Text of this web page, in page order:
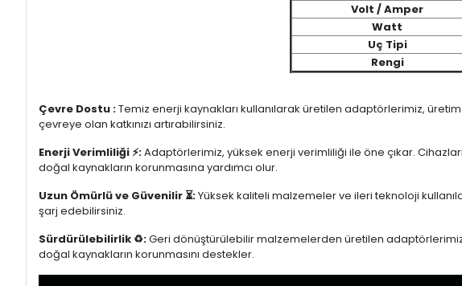
Volt / Amper
Watt
Uç Tipi
Rengi
Çevre Dostu :Temiz enerji kaynakları kullanılarak üretilen adaptörlerimiz,
çevreye olan katkınızı artırabilirsiniz.
Enerji Verimliliği ⚡:Adaptörlerimiz, yüksek enerji verimliliği ile öne çıkar.
doğal kaynakların korunmasına yardımcı olur.
Uzun Ömürlü ve Güvenilir ⏳:Yüksek kaliteli malzemeler ve ileri teknoloji
şarj edebilirsiniz.
Sürdürülebilirlik ♻️:Geri dönüştürülebilir malzemelerden üretilen adaptörlerimiz,
doğal kaynakların korunmasını destekler.